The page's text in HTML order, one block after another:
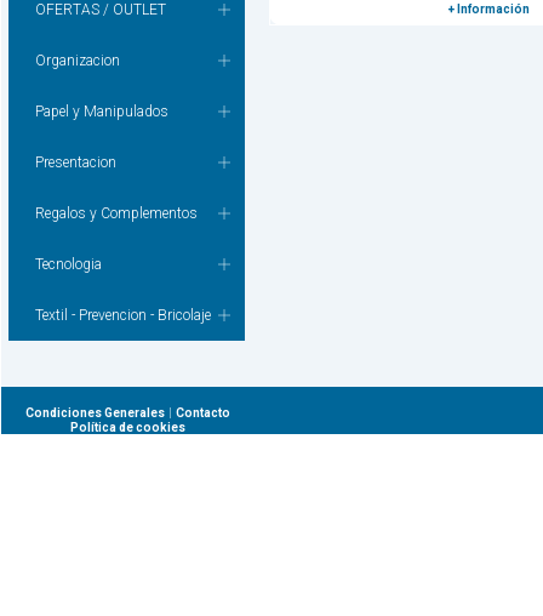
OFERTAS / OUTLET
Organizacion
Papel y Manipulados
Presentacion
Regalos y Complementos
Tecnologia
Textil - Prevencion - Bricolaje
+ Información
Condiciones Generales | Contacto
Política de cookies